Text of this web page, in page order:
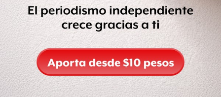
hace más de diez años que no se han solucionado.
Un juego de niños
Los organizadores de la conferencia argumentan que la
unidad está diseñada para procesar un gran volumen de
papeletas, y si la hackearan podrían "cambiar el colegio
electoral y determinar el resultado de una elección
presidencial".